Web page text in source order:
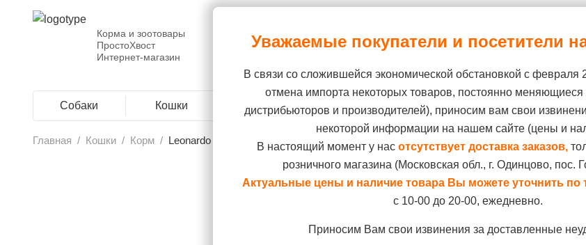
Корма и зоотовары
ПростоХвост
Интернет-магазин
Собаки Кошки Грызуны Птицы Рептилии Рыбки
Главная / Кошки / Корм / Leonardo сухой корм для взрослых ко...
Артикул:1685835
Leonardo сухой корм
Adult, а также для
Уважаемые покупатели и посетители
В связи со сложившейся экономической обстановкой с февраля
отмена импорта некоторых товаров, постоянно
дистрибьюторов и производителей), приносим вам свои
некоторой информации на нашем сайте (цены и
В настоящий момент у нас отсутствует доставка заказов,
розничного магазина (Московская обл., г. Одинцово, пос.
Актуальные цены и наличие товара Вы можете уточнить по
с 10-00 до 20-00, ежедневно.
Приносим Вам свои извинения за доставленные